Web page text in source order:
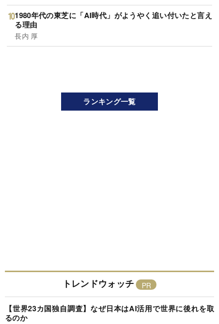
1980年代の東芝に「AI時代」がようやく追い付いたと言え
る理由
長内 厚
ランキング一覧
トレンドウォッチ
【世界23カ国独自調査】なぜ日本はAI活用で世界に後れを取
るのか